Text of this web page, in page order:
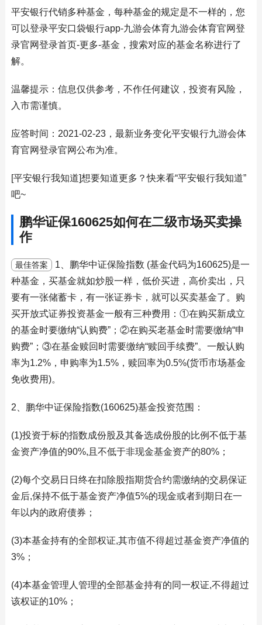
平安银行代销多种基金，每种基金的规定是不一样的，您
可以登录平安口袋银行app-九游会体育九游会体育官网登
录官网登录首页-更多-基金，搜索对应的基金名称进行了
解。
温馨提示：信息仅供参考，不作任何建议，投资有风险，
入市需谨慎。
应答时间：2021-02-23，最新业务变化平安银行九游会体
育官网登录官网公布为准。
[平安银行我知道]想要知道更多？快来看“平安银行我知道”
吧~
鹏华证保160625如何在二级市场买卖操
作
最佳答案
1、鹏华中证保险指数 (基金代码为160625)是一
种基金，买基金就如炒股一样，低价买进，高价卖出，只
要有一张储蓄卡，有一张证券卡，就可以买卖基金了。购
买开放式证券投资基金一般有三种费用：①在购买新成立
的基金时要缴纳“认购费”；②在购买老基金时需要缴纳“申
购费”；③在基金赎回时需要缴纳“赎回手续费”。一般认购
率为1.2%，申购率为1.5%，赎回率为0.5%(货币市场基金
免收费用)。
2、鹏华中证保险指数(160625)基金投资范围：
(1)投资于标的指数成份股及其备选成份股的比例不低于基
金资产净值的90%,且不低于非现金基金资产的80%；
(2)每个交易日日终在扣除股指期货合约需缴纳的交易保证
金后,保持不低于基金资产净值5%的现金或者到期日在一
年以内的政府债券；
(3)本基金持有的全部权证,其市值不得超过基金资产净值的
3%；
(4)本基金管理人管理的全部基金持有的同一权证,不得超过
该权证的10%；